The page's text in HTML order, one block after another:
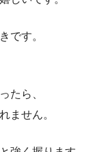
です。
たら、
ません。